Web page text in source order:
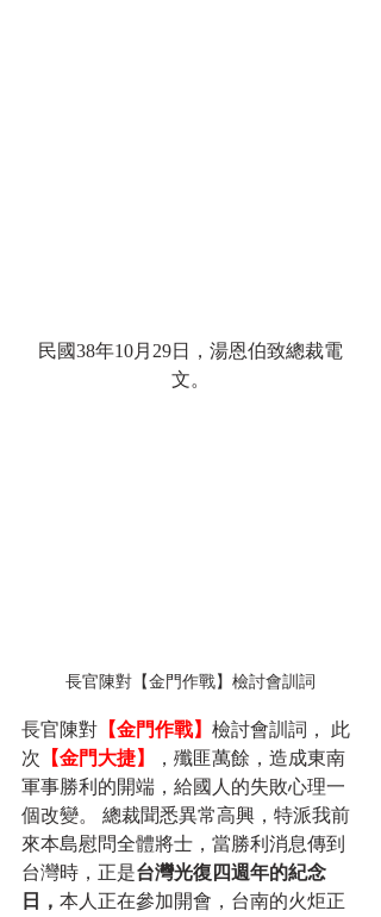
民國38年10月29日，湯恩伯致總裁電
文。
長官陳對【金門作戰】檢討會訓詞
長官陳對 【金門作戰】 檢討會訓詞， 此
次 【金門大捷】
，殲匪萬餘，造成東南
軍事勝利的開端，給國人的失敗心理一
個改變。 總裁聞悉異常高興，特派我前
來本島慰問全體將士，當勝利消息傳到
台灣時，正是台灣光復四週年的紀念
日， 本人正在參加開會，台南的火炬正